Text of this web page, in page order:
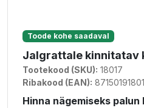
Toode kohe saadaval
Jalgrattale kinnitatav
Tootekood (SKU): 18017
Ribakood (EAN):
Hinna nägemiseks palun